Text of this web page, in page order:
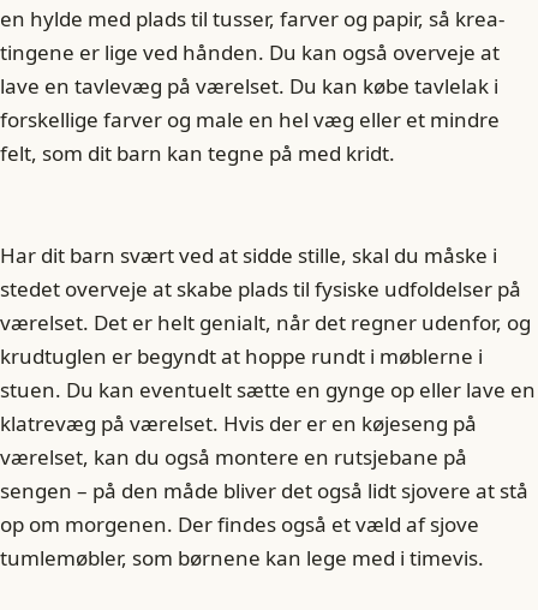
en hylde med plads til tusser, farver og papir, så krea-
tingene er lige ved hånden. Du kan også overveje at
lave en tavlevæg på værelset. Du kan købe tavlelak i
forskellige farver og male en hel væg eller et mindre
felt, som dit barn kan tegne på med kridt.
Har dit barn svært ved at sidde stille, skal du måske i
stedet overveje at skabe plads til fysiske udfoldelser på
værelset. Det er helt genialt, når det regner udenfor, og
krudtuglen er begyndt at hoppe rundt i møblerne i
stuen. Du kan eventuelt sætte en gynge op eller lave en
klatrevæg på værelset. Hvis der er en køjeseng på
værelset, kan du også montere en rutsjebane på
sengen – på den måde bliver det også lidt sjovere at stå
op om morgenen. Der findes også et væld af sjove
tumlemøbler, som børnene kan lege med i timevis.